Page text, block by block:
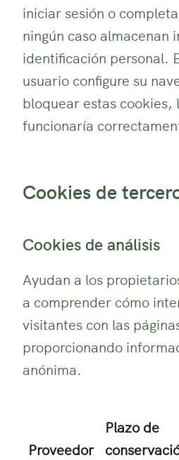
iniciar sesión o
ningún caso almacenan
identificación personal.
usuario configure su
bloquear estas cookies,
funcionaría
Cookies de
Cookies de análisis
Ayudan a los
a comprender cómo
visitantes con las
proporcionando
anónima.
Proveedor
Plazo de